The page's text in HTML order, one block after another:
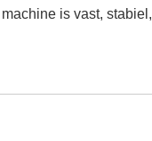
is vast,